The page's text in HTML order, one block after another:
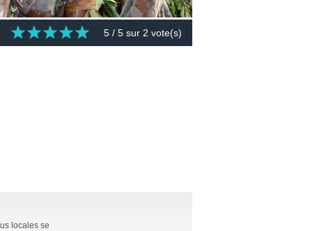
5 / 5 sur 2 vote(s)
locales se